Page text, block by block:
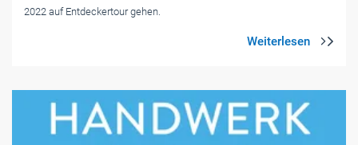
2022 auf Entdeckertour gehen.